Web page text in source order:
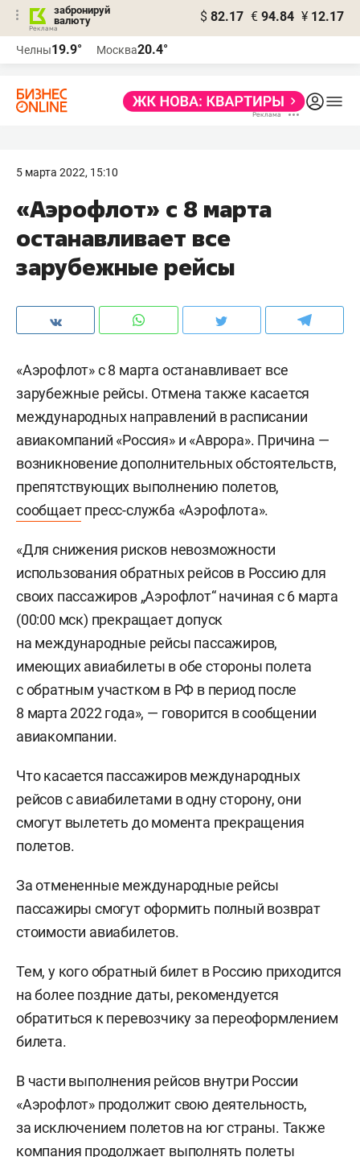
забронируй
валюту
$ 82.17 € 94.84 ¥ 12.17
Челны19.9° Москва20.4°
5 марта 2022, 15:10
«Аэрофлот» с 8 марта
останавливает все
зарубежные рейсы
«Аэрофлот» с 8 марта останавливает все
зарубежные рейсы. Отмена также касается
международных направлений в расписании
авиакомпаний «Россия» и «Аврора». Причина —
возникновение дополнительных обстоятельств,
препятствующих выполнению полетов,
сообщаетпресс-служба «Аэрофлота».
«Для снижения рисков невозможности
использования обратных рейсов в Россию для
своих пассажиров „Аэрофлот“ начиная с 6 марта
(00:00 мск) прекращает допуск
на международные рейсы пассажиров,
имеющих авиабилеты в обе стороны полета
с обратным участком в РФ в период после
8 марта 2022 года», — говорится в сообщении
авиакомпании.
Что касается пассажиров международных
рейсов с авиабилетами в одну сторону, они
смогут вылететь до момента прекращения
полетов.
За отмененные международные рейсы
пассажиры смогут оформить полный возврат
стоимости авиабилетов.
Тем, у кого обратный билет в Россию приходится
на более поздние даты, рекомендуется
обратиться к перевозчику за переоформлением
билета.
В части выполнения рейсов внутри России
«Аэрофлот» продолжит свою деятельность,
за исключением полетов на юг страны. Также
компания продолжает выполнять полеты